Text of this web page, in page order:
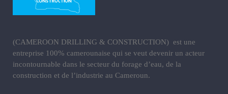
(CAMEROON DRILLING & CONSTRUCTION) est une
entreprise 100% camerounaise qui se veut devenir un acteur
incontournable dans le secteur du forage d’eau, de la
construction et de l’industrie au Cameroun.